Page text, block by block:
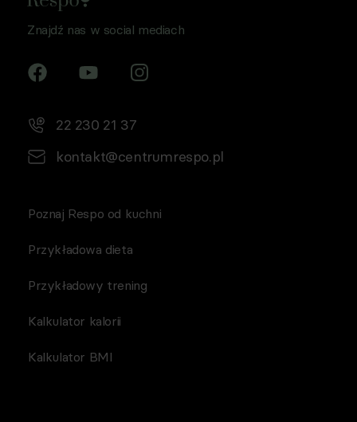
Znajdź nas w social mediach
22 230 21 37
kontakt@centrumrespo.pl
Poznaj Respo od kuchni
Przykładowa dieta
Przykładowy trening
Kalkulator kalorii
Kalkulator BMI